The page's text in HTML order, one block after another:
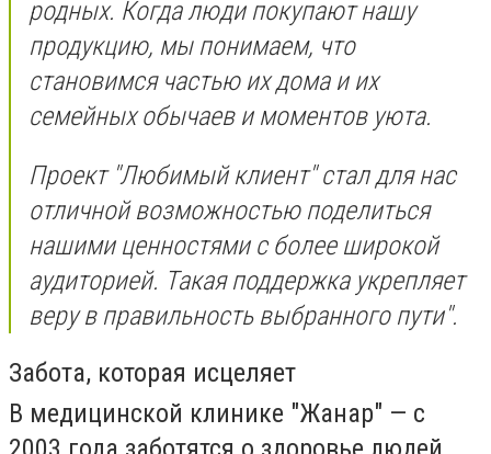
родных. Когда люди покупают нашу
продукцию, мы понимаем, что
становимся частью их дома и их
семейных обычаев и моментов уюта.
Проект "Любимый клиент" стал для нас
отличной возможностью поделиться
нашими ценностями с более широкой
аудиторией. Такая поддержка укрепляет
веру в правильность выбранного пути".
Забота, которая исцеляет
В медицинской клинике "Жанар" — с